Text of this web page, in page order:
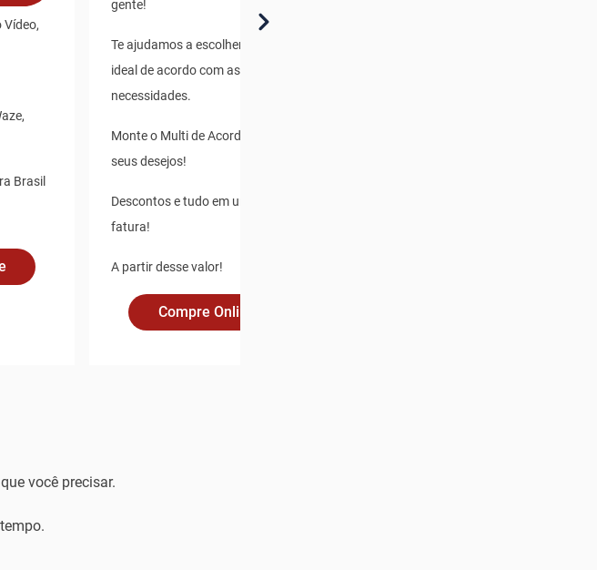
Vídeo,
Brasil
gente!
Te ajudamos a escolher o Multi
ideal de acordo com as suas
necessidades.
Monte o Multi de Acordo com
seus desejos!
Descontos e tudo em uma única
fatura!
A partir desse valor!
Compre Online
você precisar.